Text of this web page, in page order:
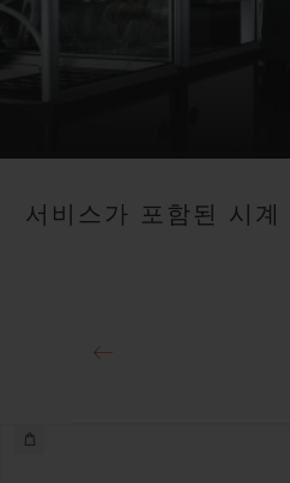
서비스가 포함된 시계